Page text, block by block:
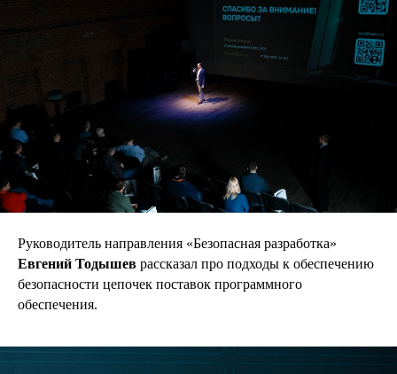
Руководитель направления «Безопасная разработка»
Евгений Тодышев рассказал про подходы к обеспечению
безопасности цепочек поставок программного
обеспечения.